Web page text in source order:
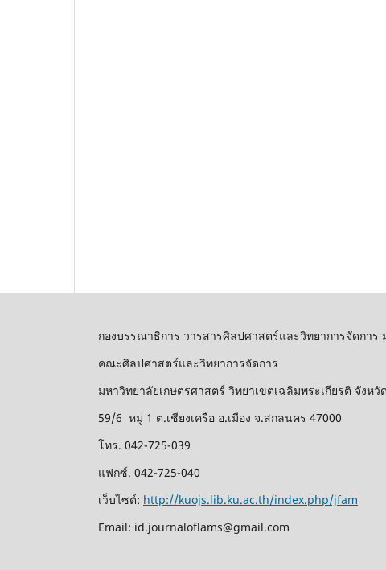
กองบรรณาธิการ วารสารศิลปศาสตร์และวิทยาการจัดการ
คณะศิลปศาสตร์และวิทยาการจัดการ
มหาวิทยาลัยเกษตรศาสตร์ วิทยาเขตเฉลิมพระเกียรติ จังห
59/6 หมู่ 1 ต.เชียงเครือ อ.เมือง จ.สกลนคร 47000
โทร. 042-725-039
แฟกซ์. 042-725-040
เว็บไซต์: http://kuojs.lib.ku.ac.th/index.php/jfam
Email: id.journaloflams@gmail.com